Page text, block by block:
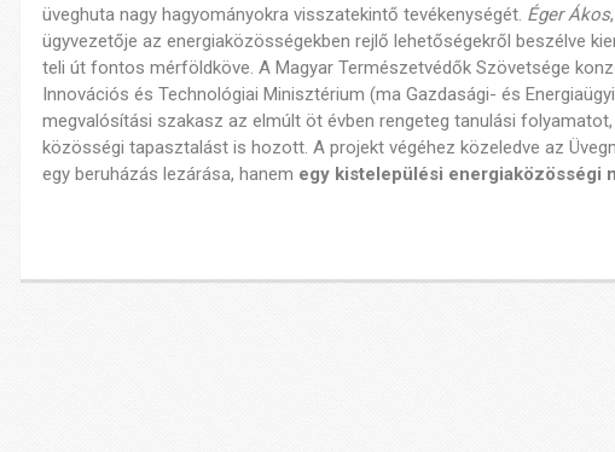
üveghuta nagy hagyományokra visszatekintő tevékenységét. Éger Ákos
ügyvezetője az energiaközösségekben rejlő lehetőségekről beszélve
teli út fontos mérföldköve. A Magyar Természetvédők Szövetsége
Innovációs és Technológiai Minisztérium (ma Gazdasági- és
megvalósítási szakasz az elmúlt öt évben rengeteg tanulási
közösségi tapasztalást is hozott. A projekt végéhez közeledve az
egy beruházás lezárása, hanem egy kistelepülési energiaközösségi